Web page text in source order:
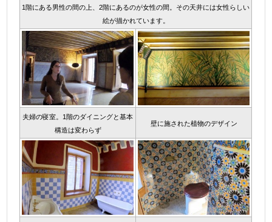
1階にある男性の間の上、2階にあるのが女性の間。その天井には女性らしい
絵が描かれています。
夫婦の寝室。1階のダイニングと基本
構造は変わらず
壁に施された植物のデザイン